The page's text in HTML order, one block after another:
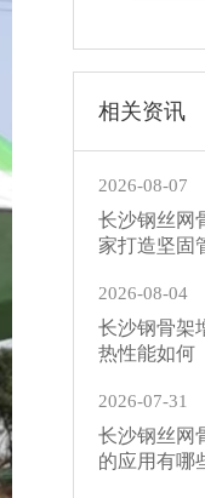
相关资讯
2026-08-07
长沙钢丝网
家打造坚固
2026-08-04
长沙钢骨架
热性能如何
2026-07-31
长沙钢丝网
的应用有哪